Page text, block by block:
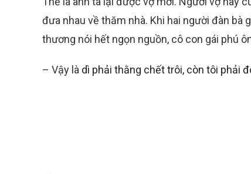
đưa nhau về thăm nhà. Khi hai người đàn bà
thương nói hết ngọn nguồn, cô con gái phú
– Vậy là dì phải thằng chết trôi, còn tôi phải